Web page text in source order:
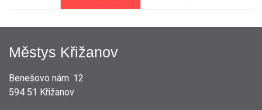
Městys Křižanov
Benešovo nám. 12
594 51 Křižanov